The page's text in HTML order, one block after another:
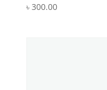
৳ 300.00